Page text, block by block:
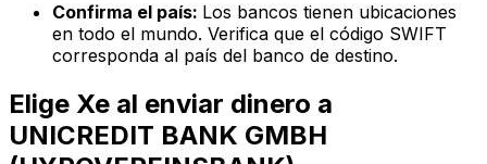
Confirma el país: Los bancos tienen ubicaciones
en todo el mundo. Verifica que el código SWIFT
corresponda al país del banco de destino.
Elige Xe al enviar dinero a
UNICREDIT BANK GMBH